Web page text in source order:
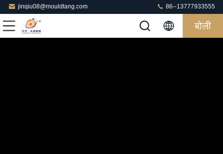
jinqiu08@mouldtang.com 86--13777933555
बोली